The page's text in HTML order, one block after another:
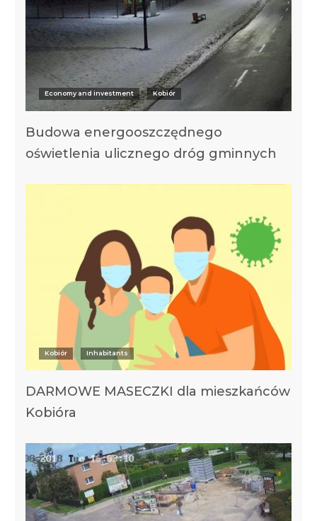
Economy and investment Kobiór
Budowa energooszczędnego
oświetlenia ulicznego dróg gminnych
Kobiór Inhabitants
DARMOWE MASECZKI dla mieszkańców
Kobióra